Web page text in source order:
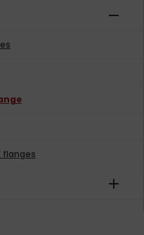
remove
flanges
add